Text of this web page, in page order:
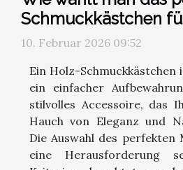
Schmuckkästchen
10. Februar 2026 09:52
Ein Holz-
ein einfacher
stilvolles Accessoire, das
Hauch von Eleganz und
Die Auswahl des perfekten
eine Herausforderung